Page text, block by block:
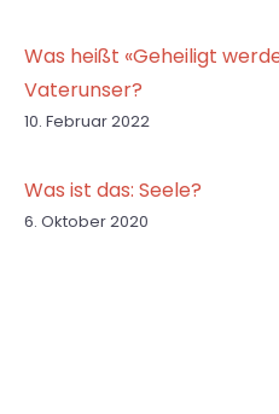
Was heißt «Geheiligt
Vaterunser?
10. Februar 2022
Was ist das: Seele?
6. Oktober 2020